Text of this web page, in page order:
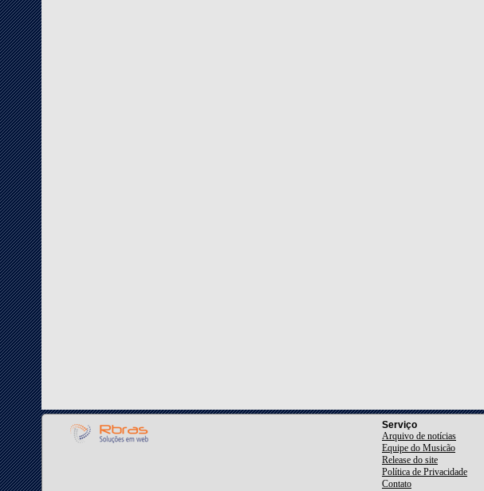
Serviço
Arquivo de notícias
Equipe do Musicão
Release do site
Política de Privacidade
Contato